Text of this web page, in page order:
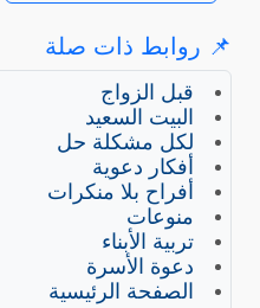
📌 روابط ذات صلة
قبل الزواج
البيت السعيد
لكل مشكلة حل
أفكار دعوية
أفراح بلا منكرات
منوعات
تربية الأبناء
دعوة الأسرة
الصفحة الرئيسية